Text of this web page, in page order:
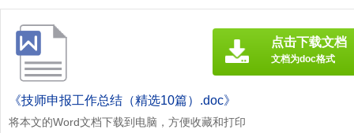
《技师申报工作总结（精选10篇）.doc》
将本文的Word文档下载到电脑，方便收藏和打印
点击下载文档
文档为doc格式